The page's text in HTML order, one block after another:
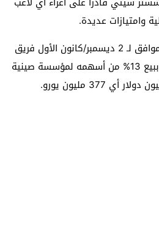
وامتيازات عديدة.
وقد وافق اليوم الثلاثاء الموافق لـ 2 ديسمبر/كانون الأول فريق
مانشستر سيتي الانجليزي ببيع 13% من أسهمه لمؤسسة صينية